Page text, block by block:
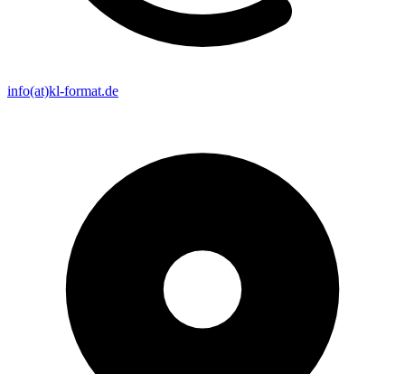
info(at)kl-format.de